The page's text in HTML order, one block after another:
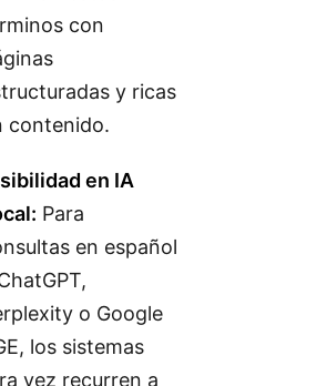
con
y ricas
contenido.
en IA
Para
en español
o Google
los sistemas
vez recurren a